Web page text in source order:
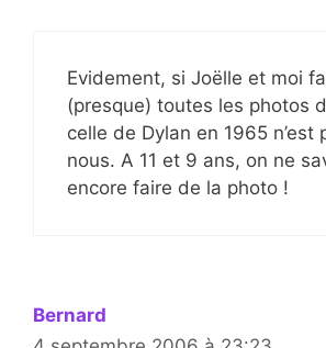
Evidement, si Joëlle et moi
(presque) toutes les photos
celle de Dylan en 1965 n’est
nous. A 11 et 9 ans, on ne
encore faire de la photo !
Bernard